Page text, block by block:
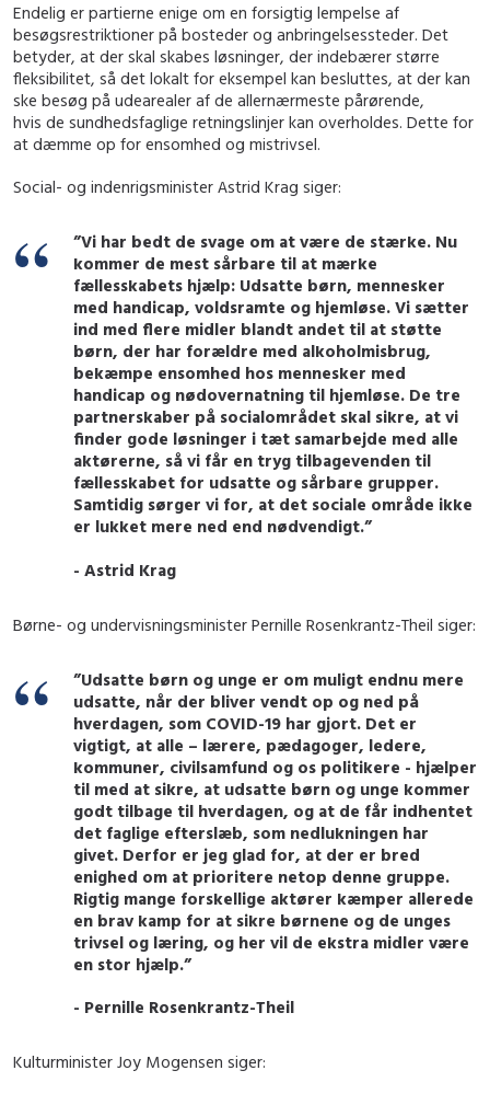
Endelig er partierne enige om en forsigtig lempelse af
besøgsrestriktioner på bosteder og anbringelsessteder. Det
betyder, at der skal skabes løsninger, der indebærer større
fleksibilitet, så det lokalt for eksempel kan besluttes, at der kan
ske besøg på udearealer af de allernærmeste pårørende,
hvis de sundhedsfaglige retningslinjer kan overholdes. Dette for
at dæmme op for ensomhed og mistrivsel.
Social- og indenrigsminister Astrid Krag siger:
”Vi har bedt de svage om at være de stærke. Nu
kommer de mest sårbare til at mærke
fællesskabets hjælp: Udsatte børn, mennesker
med handicap, voldsramte og hjemløse. Vi sætter
ind med flere midler blandt andet til at støtte
børn, der har forældre med alkoholmisbrug,
bekæmpe ensomhed hos mennesker med
handicap og nødovernatning til hjemløse. De tre
partnerskaber på socialområdet skal sikre, at vi
finder gode løsninger i tæt samarbejde med alle
aktørerne, så vi får en tryg tilbagevenden til
fællesskabet for udsatte og sårbare grupper.
Samtidig sørger vi for, at det sociale område ikke
er lukket mere ned end nødvendigt.”
- Astrid Krag
Børne- og undervisningsminister Pernille Rosenkrantz-Theil siger:
”Udsatte børn og unge er om muligt endnu mere
udsatte, når der bliver vendt op og ned på
hverdagen, som COVID-19 har gjort. Det er
vigtigt, at alle – lærere, pædagoger, ledere,
kommuner, civilsamfund og os politikere - hjælper
til med at sikre, at udsatte børn og unge kommer
godt tilbage til hverdagen, og at de får indhentet
det faglige efterslæb, som nedlukningen har
givet. Derfor er jeg glad for, at der er bred
enighed om at prioritere netop denne gruppe.
Rigtig mange forskellige aktører kæmper allerede
en brav kamp for at sikre børnene og de unges
trivsel og læring, og her vil de ekstra midler være
en stor hjælp.”
- Pernille Rosenkrantz-Theil
Kulturminister Joy Mogensen siger: